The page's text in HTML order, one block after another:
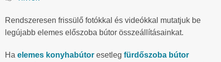
Rendszeresen frissülő fotókkal és videókkal mutatjuk be
legújabb elemes előszoba bútor összeállításainkat.
Ha elemes konyhabútor esetleg fürdőszoba bútor